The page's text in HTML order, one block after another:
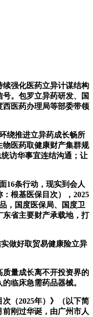
强化医药立异计谋结构
。包罗立异药研发、国
医药办理局等部委带领
绕推进立异药成长畅所
医药取健康财产集群规
访华事宜连结沟通；让
16条行动，现实到会人
根基医保目次），2025
，国度医保局、国度卫
省主要财产承载地，打
做好取贸易健康险立异
量成长离不开投资界的
临床急需药品器械。
（2025年）》（以下简
刚过华诞，由广州市人